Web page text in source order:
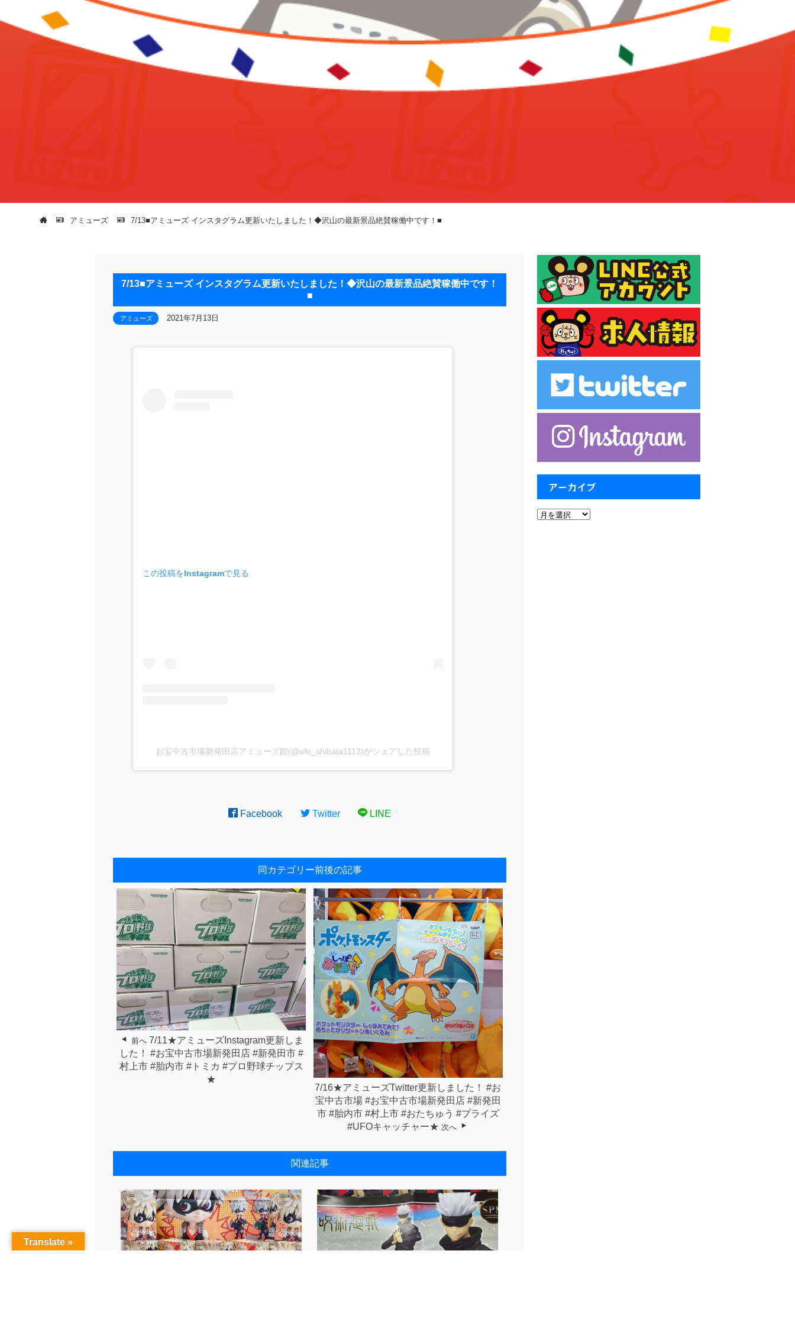
アミューズ 7/13■アミューズ インスタグラム更新いたしました！◆沢山の最新景品絶賛稼働中です！■
7/13■アミューズ インスタグラム更新いたしました！◆沢山の最新景品絶賛稼働中です！
■
アミューズ 2021年7月13日
この投稿をInstagramで見る
お宝中古市場新発田店アミューズ館(@ufo_shibata1113)がシェアした投稿
Facebook Twitter LINE
同カテゴリー前後の記事
前へ 7/11★アミューズInstagram更新しま
した！ #お宝中古市場新発田店 #新発田市 #
村上市 #胎内市 #トミカ #プロ野球チップス
★
7/16★アミューズTwitter更新しました！ #お
宝中古市場 #お宝中古市場新発田店 #新発田
市 #胎内市 #村上市 #おたちゅう #プライズ
#UFOキャッチャー★ 次へ
関連記事
アーカイブ
ア
Translate »